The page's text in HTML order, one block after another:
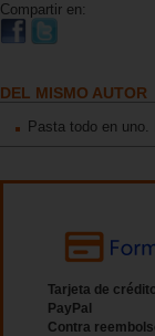
Compartir en:
DEL MISMO AUTOR
Pasta todo en
Tarjeta de
PayPal
Contra